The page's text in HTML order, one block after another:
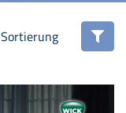
Sortierung